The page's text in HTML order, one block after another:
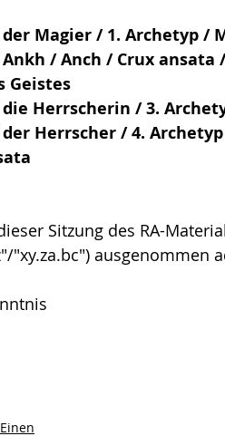
Magier / 1. Archetyp /
/ Anch / Crux
Geistes
Herrscherin / 3.
Herrscher / 4.
Sitzung des RA-
"xy.za.bc") ausgenommen